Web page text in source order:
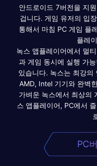
안드로이드 7버전을 지
겁니다. 게임 유저의 입
통해서 마침 PC 게임 플
플레
녹스 앱플레이어에서 멀
과 게임 동시에 실행 가
있습니다. 녹스는 최강의
AMD, Intel 기기와 완벽
가벼운 녹스에서 최상의
스 앱플레이어, PC에서
PC